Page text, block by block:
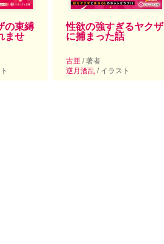
の束縛
ませ
性欲の強すぎるヤクザ
に捕まった話
古亜 / 著者
逆月酒乱 / イラスト